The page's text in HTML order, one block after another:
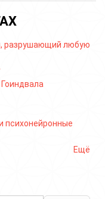
разрушающий любую
психонейронные
Ещё